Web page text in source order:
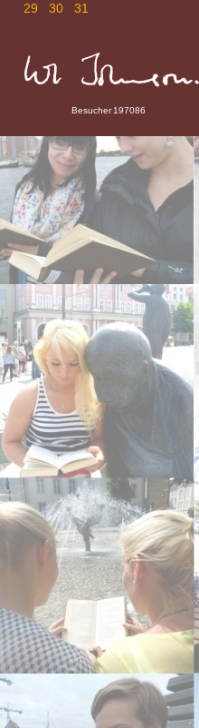
29
30 31
Besucher 197086